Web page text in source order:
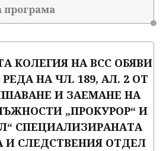
програма
КОЛЕГИЯ НА ВСС ОБЯВИ
НА ЧЛ. 189, АЛ. 2 ОТ
И ЗАЕМАНЕ НА
„ПРОКУРОР“ И
СПЕЦИАЛИЗИРАНАТА
И СЛЕДСТВЕНИЯ ОТДЕЛ